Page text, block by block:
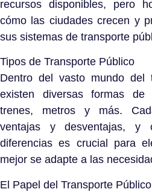
recursos disponibles, pero
cómo las ciudades crecen y
sus sistemas de transporte
Tipos de Transporte Público
Dentro del vasto mundo del
existen diversas formas de
trenes, metros y más.
ventajas y desventajas, y
diferencias es crucial para
mejor se adapte a las
El Papel del Transporte